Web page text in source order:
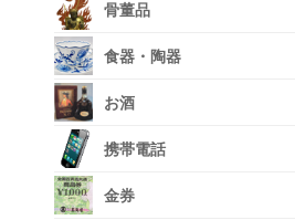
骨董品
食器・陶器
お酒
携帯電話
金券